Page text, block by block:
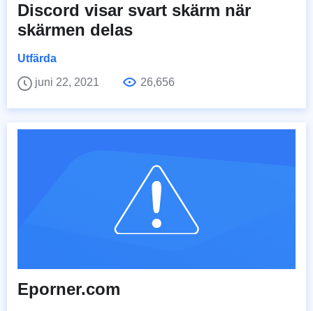
Discord visar svart skärm när
skärmen delas
Utfärda
juni 22, 2021
26,656
Eporner.com